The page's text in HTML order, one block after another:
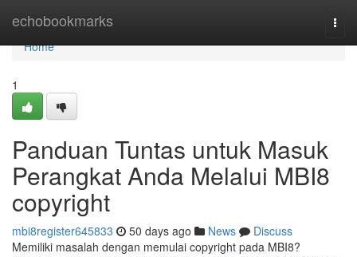
echobookmarks
Home
Home
1
Panduan Tuntas untuk Masuk
Perangkat Anda Melalui MBI8
copyright
mbi8register645833 50 days ago News
Discuss
Memiliki masalah dengan memulai copyright pada MBI8?